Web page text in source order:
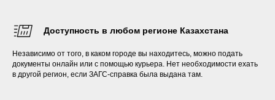
Доступность в любом регионе Казахстана
Независимо от того, в каком городе вы находитесь, можно подать
документы онлайн или с помощью курьера. Нет необходимости ехать
в другой регион, если ЗАГС-справка была выдана там.